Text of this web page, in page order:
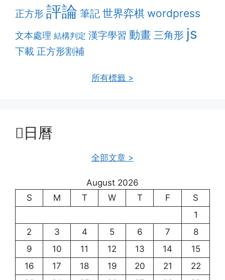
正方形 評論 筆記 世界弈棋 wordpress
文本處理 結構判定 漢字學習 動畫 三角形 js
下載 正方形割補
所有標籤 >
日曆
全部文章 >
August 2026
S
M T W T F
S
1
2
3 4 5 6 7
8
9
10 11 12 13 14
15
16
17 18 19 20 21
22